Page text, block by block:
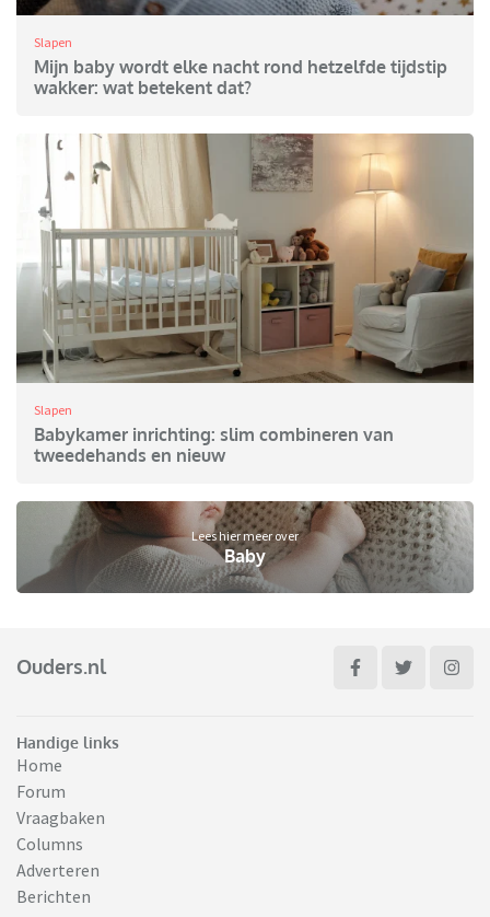
Slapen
Mijn baby wordt elke nacht rond hetzelfde tijdstip
wakker: wat betekent dat?
Slapen
Babykamer inrichting: slim combineren van
tweedehands en nieuw
Lees hier meer over
Baby
Ouders.nl
Handige links
Home
Forum
Vraagbaken
Columns
Adverteren
Berichten